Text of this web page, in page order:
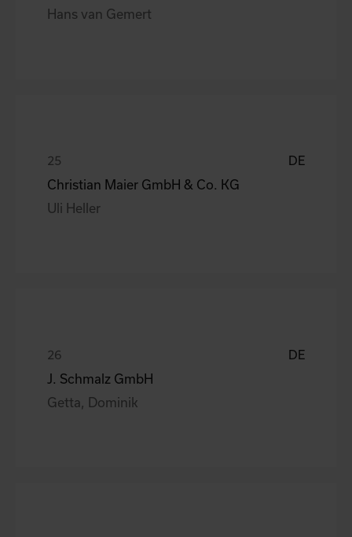
Hans van Gemert
DE
Christian Maier GmbH & Co. KG
Uli Heller
DE
J. Schmalz GmbH
Getta, Dominik